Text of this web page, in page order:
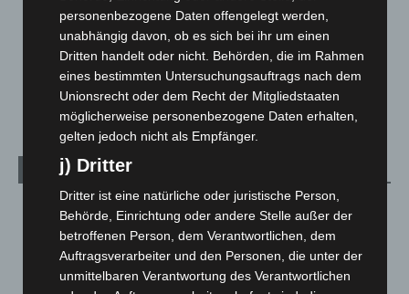
Menschen
Über uns
Veranstaltungen
Archiv
August 2026(14)
Juli 2026(73)
Juni 2026(139)
personenbezogene Daten offengelegt werden,
unabhängig davon, ob es sich bei ihr um einen
Dritten handelt oder nicht. Behörden, die im Rahmen
eines bestimmten Untersuchungsauftrags nach dem
Unionsrecht oder dem Recht der Mitgliedstaaten
möglicherweise personenbezogene Daten erhalten,
gelten jedoch nicht als Empfänger.
j) Dritter
Dritter ist eine natürliche oder juristische Person,
Behörde, Einrichtung oder andere Stelle außer der
betroffenen Person, dem Verantwortlichen, dem
Auftragsverarbeiter und den Personen, die unter der
unmittelbaren Verantwortung des Verantwortlichen